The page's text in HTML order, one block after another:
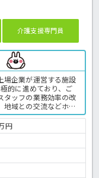
介護支援専門員
場企業が運営する施設
的に進めており、ご
タッフの業務効率の改
域との交流などホー
します！マネジメント
研修も整っています
さい★今後も新規ホー
を目指せる環境で
さい！ ＜介護職 正職
円